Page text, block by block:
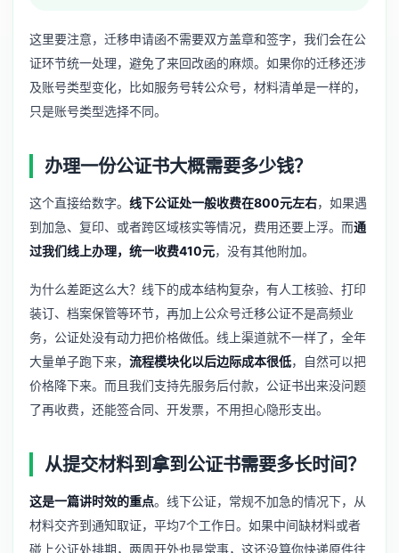
这里要注意，迁移申请函不需要双方盖章和签字，我们会在公
证环节统一处理，避免了来回改函的麻烦。如果你的迁移还涉
及账号类型变化，比如服务号转公众号，材料清单是一样的，
只是账号类型选择不同。
办理一份公证书大概需要多少钱？
这个直接给数字。 线下公证处一般收费在800元左右，如果遇
到加急、复印、或者跨区域核实等情况，费用还要上浮。而通
过我们线上办理，统一收费410元，没有其他附加。
为什么差距这么大？线下的成本结构复杂，有人工核验、打印
装订、档案保管等环节，再加上公众号迁移公证不是高频业
务，公证处没有动力把价格做低。线上渠道就不一样了，全年
大量单子跑下来， 流程模块化以后边际成本很低，自然可以把
价格降下来。而且我们支持先服务后付款，公证书出来没问题
了再收费，还能签合同、开发票，不用担心隐形支出。
从提交材料到拿到公证书需要多长时间？
这是一篇讲时效的重点。线下公证，常规不加急的情况下，从
材料交齐到通知取证，平均7个工作日。如果中间缺材料或者
碰上公证处排期，两周开外也是常事，这还没算你快递原件往